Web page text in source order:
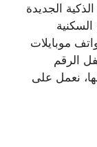
الجديدة
موبايلات
الرقم
نعمل على